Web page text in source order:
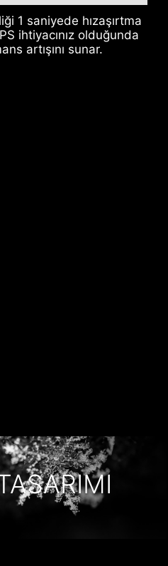
1 saniyede hızaşırtma
ihtiyacınız olduğunda
artışını sunar.